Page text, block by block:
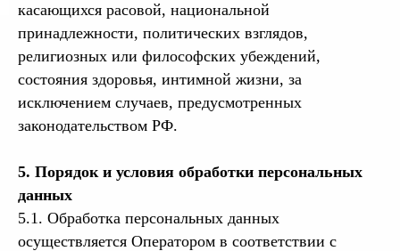
касающихся расовой, национальной
принадлежности, политических взглядов,
религиозных или философских убеждений,
состояния здоровья, интимной жизни, за
исключением случаев, предусмотренных
законодательством РФ.
5. Порядок и условия обработки персональных
данных
5.1. Обработка персональных данных
осуществляется Оператором в соответствии с